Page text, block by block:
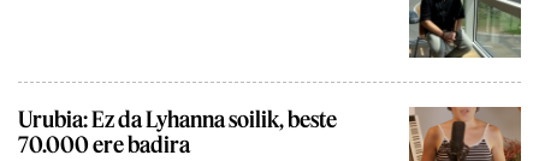
Urubia: Ez da Lyhanna soilik, beste
70.000 ere badira